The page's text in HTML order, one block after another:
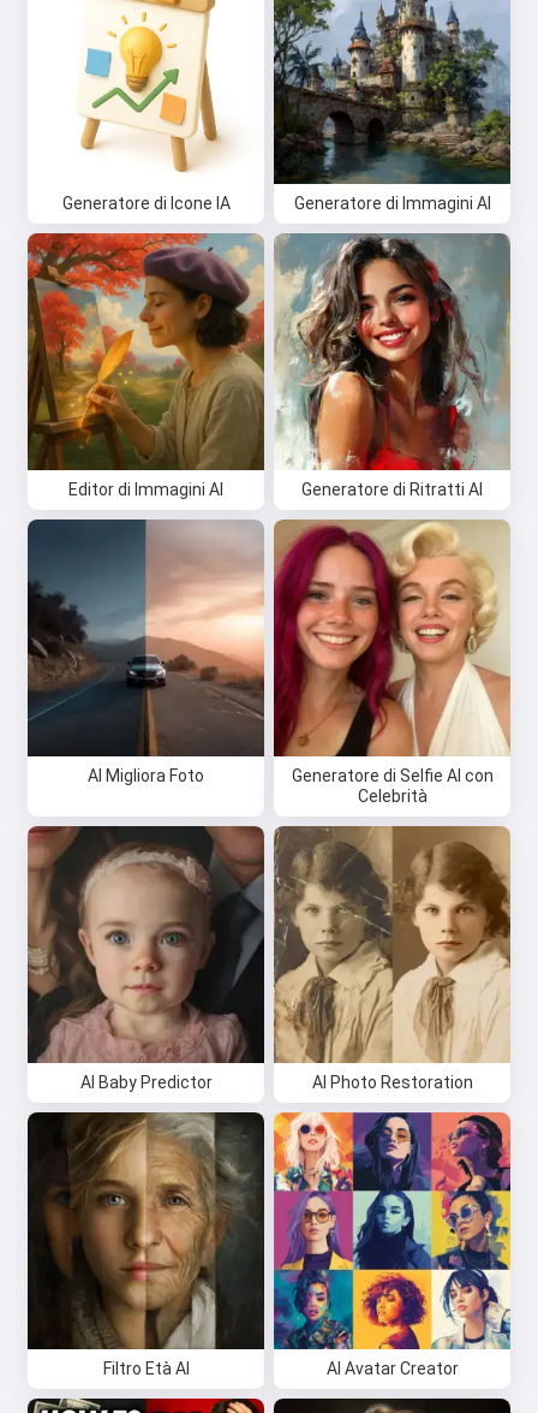
Generatore di Icone IA Generatore di Immagini AI
Editor di Immagini AI Generatore di Ritratti AI
AI Migliora Foto
Generatore di Selfie AI con
Celebrità
AI Baby Predictor AI Photo Restoration
Filtro Età AI AI Avatar Creator